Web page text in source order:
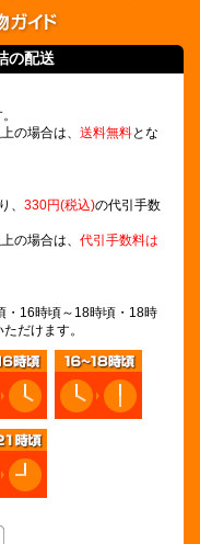
の配送
の場合は、 送料無料とな
、 330円(税込)の代引手数
の場合は、 代引手数料は
・16時頃～18時頃・18時
だけます。